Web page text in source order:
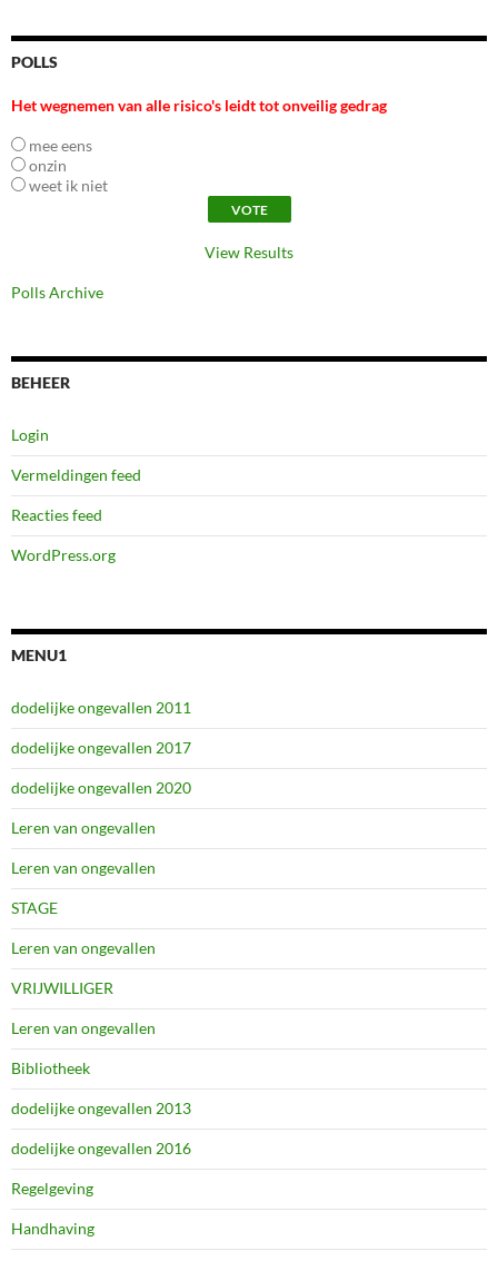
POLLS
Het wegnemen van alle risico's leidt tot onveilig gedrag
mee eens
onzin
weet ik niet
View Results
Polls Archive
BEHEER
Login
Vermeldingen feed
Reacties feed
WordPress.org
MENU1
dodelijke ongevallen 2011
dodelijke ongevallen 2017
dodelijke ongevallen 2020
Leren van ongevallen
Leren van ongevallen
STAGE
Leren van ongevallen
VRIJWILLIGER
Leren van ongevallen
Bibliotheek
dodelijke ongevallen 2013
dodelijke ongevallen 2016
Regelgeving
Handhaving